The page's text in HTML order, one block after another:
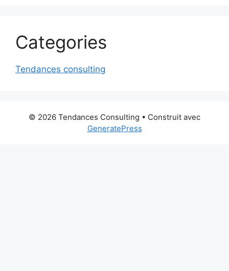
Categories
Tendances consulting
© 2026 Tendances Consulting • Construit avec
GeneratePress